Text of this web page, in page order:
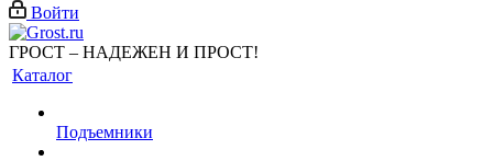
Войти
ГРОСТ – НАДЕЖЕН И ПРОСТ!
Каталог
Подъемники